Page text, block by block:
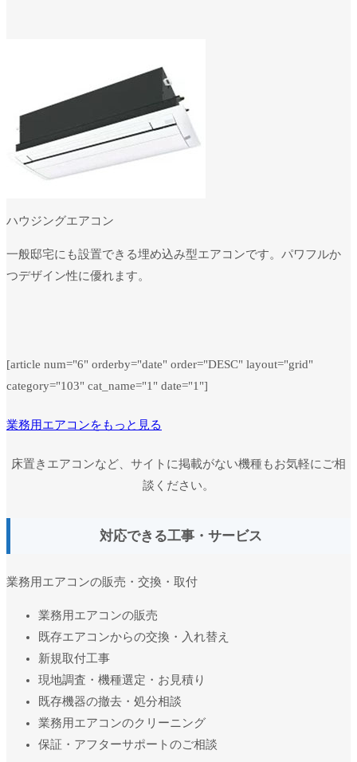
ハウジングエアコン
一般邸宅にも設置できる埋め込み型エアコンです。パワフルか
つデザイン性に優れます。
[article num="6" orderby="date" order="DESC" layout="grid"
category="103" cat_name="1" date="1"]
業務用エアコンをもっと見る
床置きエアコンなど、サイトに掲載がない機種もお気軽にご相
談ください。
対応できる工事・サービス
業務用エアコンの販売・交換・取付
業務用エアコンの販売
既存エアコンからの交換・入れ替え
新規取付工事
現地調査・機種選定・お見積り
既存機器の撤去・処分相談
業務用エアコンのクリーニング
保証・アフターサポートのご相談